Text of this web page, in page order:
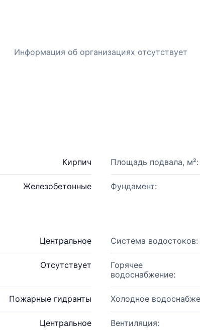
Информация об организациях отсутствует
Кирпич Площадь подвала, м²:
Железобетонные Фундамент:
Центральное Система водостоков:
Отсутствует
Горячее
водоснабжение:
Пожарные гидранты Холодное
Центральное Вентиляция: